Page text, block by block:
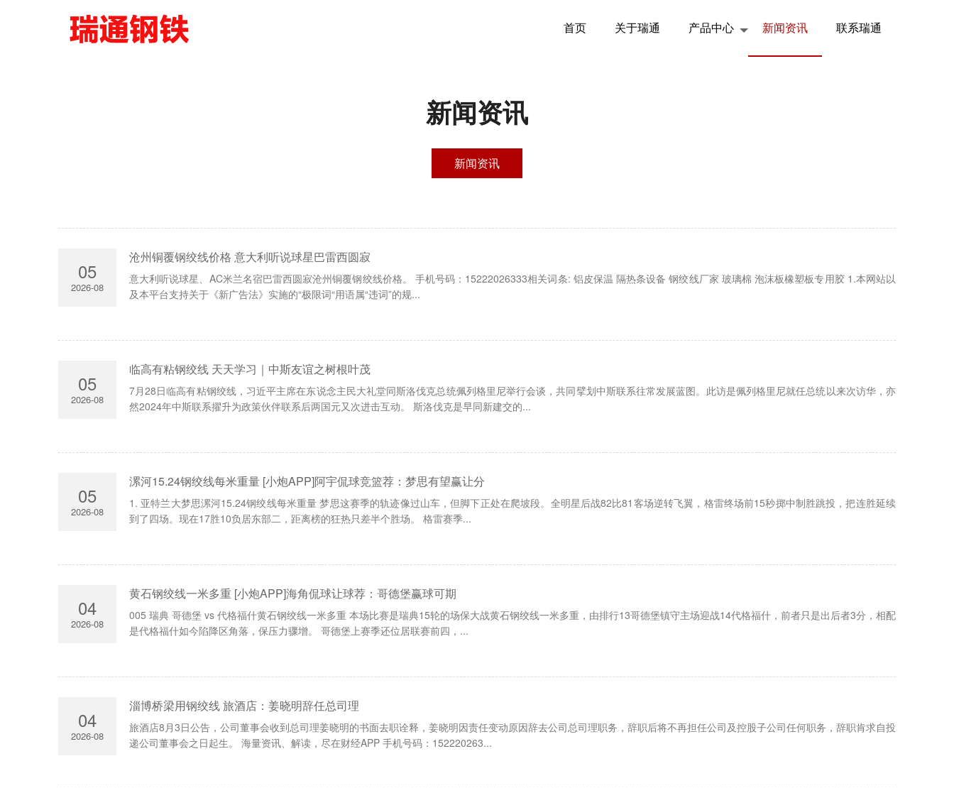
首页 关于瑞通 产品中心 新闻资讯 联系瑞通
新闻资讯
新闻资讯
05
2026-08
沧州铜覆钢绞线价格 意大利听说球星巴雷西圆寂
意大利听说球星、AC米兰名宿巴雷西圆寂沧州铜覆钢绞线价格。 手机号码：15222026333相关词条: 铝皮保温 隔热条设备 钢绞线厂家 玻璃棉 泡沫板橡塑板专用胶 1.本网站以
及本平台支持关于《新广告法》实施的“极限词“用语属“违词”的规...
05
2026-08
临高有粘钢绞线 天天学习｜中斯友谊之树根叶茂
7月28日临高有粘钢绞线，习近平主席在东说念主民大礼堂同斯洛伐克总统佩列格里尼举行会谈，共同擘划中斯联系往常发展蓝图。此访是佩列格里尼就任总统以来次访华，亦
然2024年中斯联系擢升为政策伙伴联系后两国元又次进击互动。 斯洛伐克是早同新建交的...
05
2026-08
漯河15.24钢绞线每米重量 [小炮APP]阿宇侃球竞篮荐：梦思有望赢让分
1. 亚特兰大梦思漯河15.24钢绞线每米重量 梦思这赛季的轨迹像过山车，但脚下正处在爬坡段。全明星后战82比81客场逆转飞翼，格雷终场前15秒掷中制胜跳投，把连胜延续
到了四场。现在17胜10负居东部二，距离榜的狂热只差半个胜场。 格雷赛季...
04
2026-08
黄石钢绞线一米多重 [小炮APP]海角侃球让球荐：哥德堡赢球可期
005 瑞典 哥德堡 vs 代格福什黄石钢绞线一米多重 本场比赛是瑞典15轮的场保大战黄石钢绞线一米多重，由排行13哥德堡镇守主场迎战14代格福什，前者只是出后者3分，相配
是代格福什如今陷降区角落，保压力骤增。 哥德堡上赛季还位居联赛前四，...
04
2026-08
淄博桥梁用钢绞线 旅酒店：姜晓明辞任总司理
旅酒店8月3日公告，公司董事会收到总司理姜晓明的书面去职诠释，姜晓明因责任变动原因辞去公司总司理职务，辞职后将不再担任公司及控股子公司任何职务，辞职肯求自投
递公司董事会之日起生。 海量资讯、解读，尽在财经APP 手机号码：152220263...